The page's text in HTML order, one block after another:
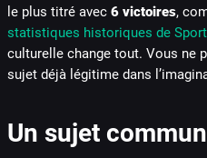
le plus titré avec 6 victoires,
statistiques historiques de
culturelle change tout. Vous ne
sujet déjà légitime dans
Un sujet